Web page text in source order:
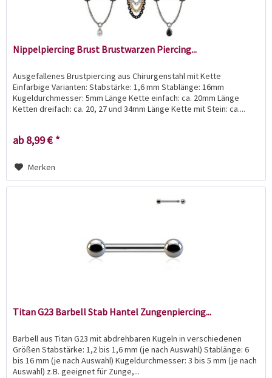
Nippelpiercing Brust Brustwarzen Piercing...
Ausgefallenes Brustpiercing aus Chirurgenstahl mit Kette
Einfarbige Varianten: Stabstärke: 1,6 mm Stablänge: 16mm
Kugeldurchmesser: 5mm Länge Kette einfach: ca. 20mm Länge
Ketten dreifach: ca. 20, 27 und 34mm Länge Kette mit Stein: ca....
ab 8,99 € *
Merken
Titan G23 Barbell Stab Hantel Zungenpiercing...
Barbell aus Titan G23 mit abdrehbaren Kugeln in verschiedenen
Größen Stabstärke: 1,2 bis 1,6 mm (je nach Auswahl) Stablänge: 6
bis 16 mm (je nach Auswahl) Kugeldurchmesser: 3 bis 5 mm (je nach
Auswahl) z.B. geeignet für Zunge,...